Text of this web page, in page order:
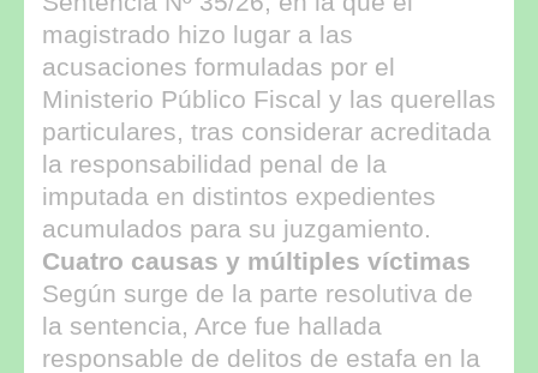
magistrado hizo lugar a las
acusaciones formuladas por el
Ministerio Público Fiscal y las querellas
particulares, tras considerar acreditada
la responsabilidad penal de la
imputada en distintos expedientes
acumulados para su juzgamiento.
Cuatro causas y múltiples víctimas
Según surge de la parte resolutiva de
la sentencia, Arce fue hallada
responsable de delitos de estafa en la